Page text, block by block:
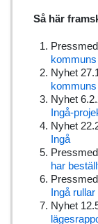
Så här
Nyhet
Nyhet
Ingå-
Nyhet
Ingå
har
Ingå rullar
Nyhet